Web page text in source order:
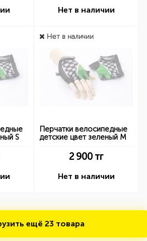
Нет в наличии
S
Нет в наличии
Перчатки велосипедные
детские цвет зеленый M
2 900 тг
Нет в наличии
ещё 23 товара